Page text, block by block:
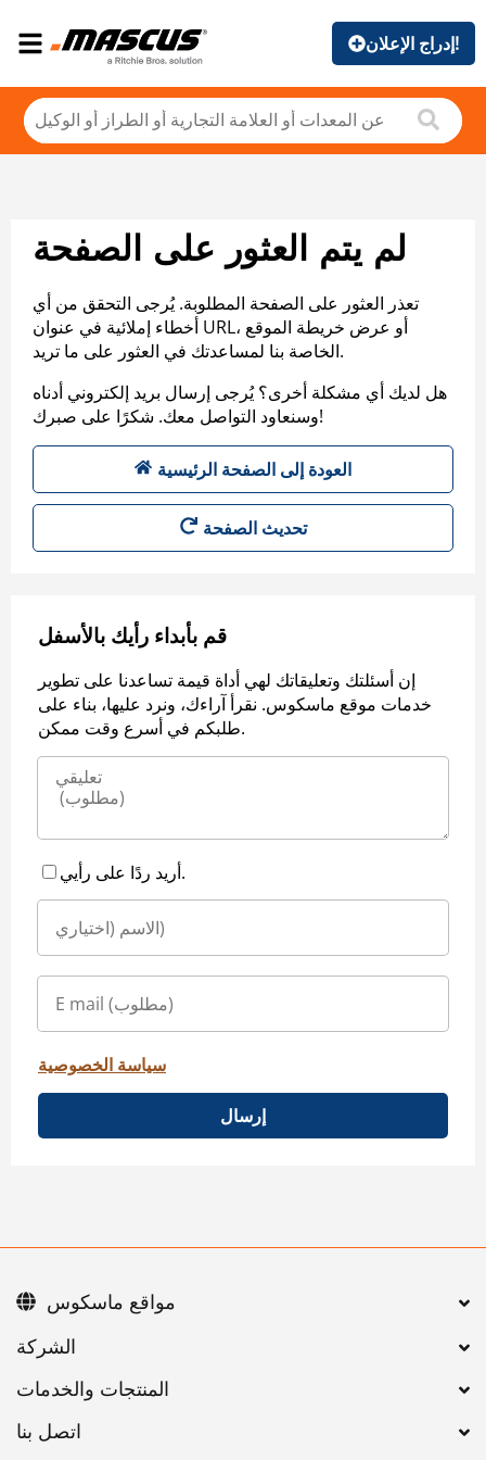
إدراج الإعلان!
لم يتم العثور على الصفحة
تعذر العثور على الصفحة المطلوبة. يُرجى التحقق من أي
أخطاء إملائية في عنوان URL، أو عرض خريطة الموقع
الخاصة بنا لمساعدتك في العثور على ما تريد.
هل لديك أي مشكلة أخرى؟ يُرجى إرسال بريد إلكتروني أدناه
وسنعاود التواصل معك. شكرًا على صبرك!
العودة إلى الصفحة الرئيسية
تحديث الصفحة
قم بأبداء رأيك بالأسفل
إن أسئلتك وتعليقاتك لهي أداة قيمة تساعدنا على تطوير
خدمات موقع ماسكوس. نقرأ آراءك، ونرد عليها، بناء على
طلبكم في أسرع وقت ممكن.
أريد ردًا على رأيي.
سياسة الخصوصية
إرسال
اتصل بنا
مواقع ماسكوس